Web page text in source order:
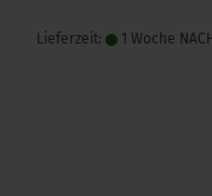
Lieferzeit: 1 Woche